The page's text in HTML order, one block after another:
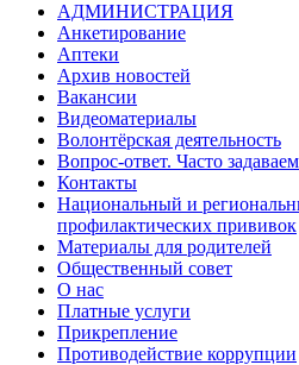
АДМИНИСТРАЦИЯ
Анкетирование
Аптеки
Архив новостей
Вакансии
Видеоматериалы
Волонтёрская деятельность
Вопрос-ответ. Часто
Контакты
Национальный и
профилактических прививок
Материалы для родителей
Общественный совет
О нас
Платные услуги
Прикрепление
Противодействие коррупции